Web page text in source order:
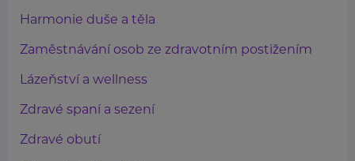
Harmonie duše a těla
Zaměstnávání osob ze zdravotním postižením
Lázeňství a wellness
Zdravé spaní a sezení
Zdravé obutí